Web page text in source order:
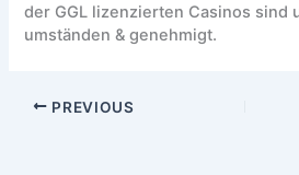
der GGL lizenzierten Casinos sind
umständen & genehmigt.
PREVIOUS